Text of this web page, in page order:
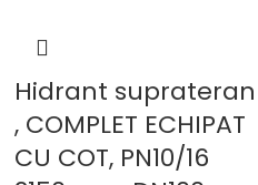
Hidrant suprateran
, COMPLET ECHIPAT
CU COT, PN10/16